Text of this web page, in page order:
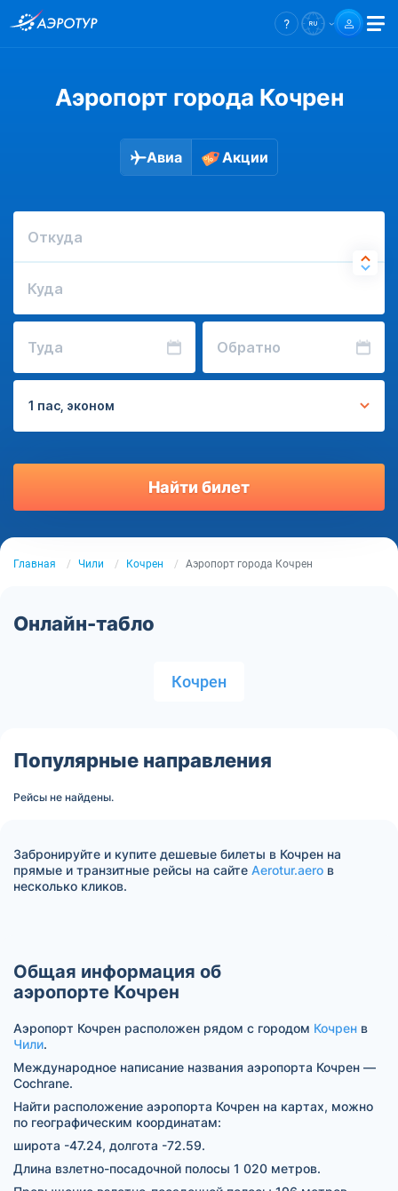
Аэропорт города Кочрен
Авиа Акции
Откуда
Куда
Туда Обратно
1 пас, эконом
Найти билет
Главная Чили Кочрен Аэропорт города Кочрен
Онлайн-табло
Кочрен
Популярные направления
Рейсы не найдены.
Забронируйте и купите дешевые билеты в Кочрен на
прямые и транзитные рейсы на сайте Aerotur.aero в
несколько кликов.
Общая информация об
аэропорте Кочрен
Аэропорт Кочрен расположен рядом с городом Кочрен в
Чили.
Международное написание названия аэропорта Кочрен —
Cochrane.
Найти расположение аэропорта Кочрен на картах, можно
по географическим координатам:
широта -47.24, долгота -72.59.
Длина взлетно-посадочной полосы 1 020 метров.